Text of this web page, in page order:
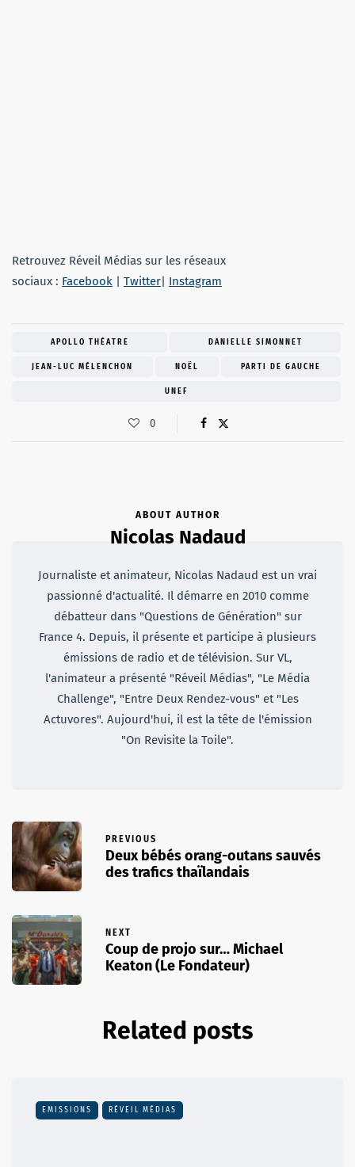
Retrouvez Réveil Médias sur les réseaux
sociaux : Facebook | Twitter| Instagram
APOLLO THÉATRE DANIELLE SIMONNET
JEAN-LUC MÉLENCHON NOËL PARTI DE GAUCHE
UNEF
0
ABOUT AUTHOR
Nicolas Nadaud
Journaliste et animateur, Nicolas Nadaud est un vrai
passionné d'actualité. Il démarre en 2010 comme
débatteur dans "Questions de Génération" sur
France 4. Depuis, il présente et participe à plusieurs
émissions de radio et de télévision. Sur VL,
l'animateur a présenté "Réveil Médias", "Le Média
Challenge", "Entre Deux Rendez-vous" et "Les
Actuvores". Aujourd'hui, il est la tête de l'émission
"On Revisite la Toile".
PREVIOUS
Deux bébés orang-outans sauvés
des trafics thaïlandais
NEXT
Coup de projo sur… Michael
Keaton (Le Fondateur)
Related posts
EMISSIONS RÉVEIL MÉDIAS